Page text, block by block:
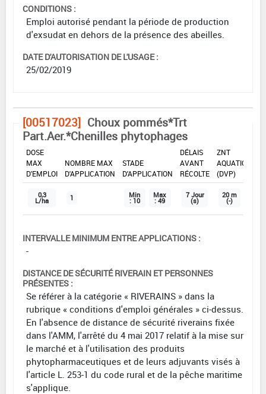
CONDITIONS :
Emploi autorisé pendant la période de production
d'exsudat en dehors de la présence des abeilles.
DATE D'AUTORISATION DE L'USAGE :
25/02/2019
[00517023] Choux pommés*Trt
Part.Aer.*Chenilles phytophages
DOSE
MAX
D'EMPLOI
NOMBRE MAX
D'APPLICATION
STADE
D'APPLICATION
DÉLAIS
AVANT
RÉCOLTE
ZNT
AQUATIQUE
(DVP)
0,3
L/ha 1 Min
: 10
Max
: 49
7 Jour
(s)
20 m
(-)
INTERVALLE MINIMUM ENTRE APPLICATIONS :
-
DISTANCE DE SÉCURITÉ RIVERAIN ET PERSONNES
PRÉSENTES :
Se référer à la catégorie « RIVERAINS » dans la
rubrique « conditions d'emploi générales » ci-dessus.
En l'absence de distance de sécurité riverains fixée
dans l'AMM, l'arrêté du 4 mai 2017 relatif à la mise sur
le marché et à l'utilisation des produits
phytopharmaceutiques et de leurs adjuvants visés à
l'article L. 253-1 du code rural et de la pêche maritime
s'applique.